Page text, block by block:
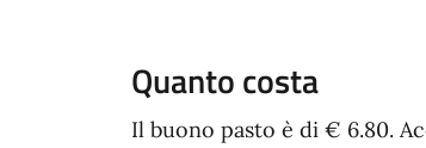
Quanto costa
Il buono pasto è di € 6.80.